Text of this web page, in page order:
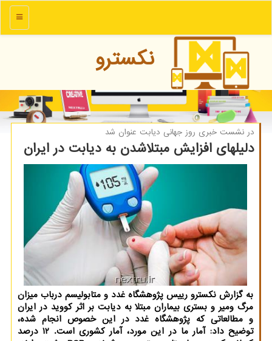
منو
نكسترو
در نشست خبری روز جهانی دیابت عنوان شد
دلیلهای افزایش مبتلاشدن به دیابت در ایران
به گزارش نکسترو رییس پژوهشگاه غدد و متابولیسم درباب میزان
مرگ ومیر و بستری بیماران مبتلا به دیابت بر اثر کووید در ایران
و مطالعاتی که پژوهشگاه غدد در این خصوص انجام شده،
توضیح داد: آمار ما در این مورد، آمار کشوری است. ۱۲ درصد